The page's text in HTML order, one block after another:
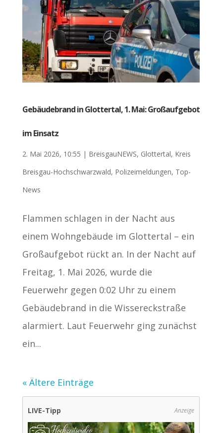
Gebäudebrand in Glottertal, 1. Mai: Großaufgebot
im Einsatz
2. Mai 2026, 10:55 | BreisgauNEWS, Glottertal, Kreis
Breisgau-Hochschwarzwald, Polizeimeldungen, Top-
News
Flammen schlagen in der Nacht aus
einem Wohngebäude im Glottertal – ein
Großaufgebot rückt an. In der Nacht auf
Freitag, 1. Mai 2026, wurde die
Feuerwehr gegen 0:02 Uhr zu einem
Gebäudebrand in die Wissereckstraße
alarmiert. Laut Feuerwehr ging zunächst
ein...
« Ältere Einträge
LIVE-Tipp Anzeige